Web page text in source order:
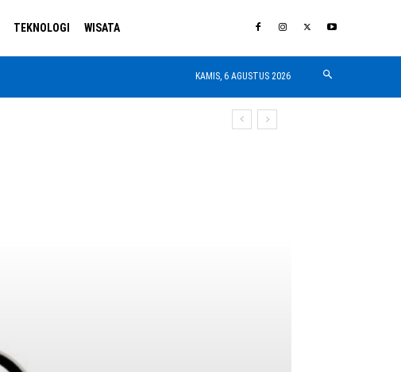
TEKNOLOGI WISATA
KAMIS, 6 AGUSTUS 2026